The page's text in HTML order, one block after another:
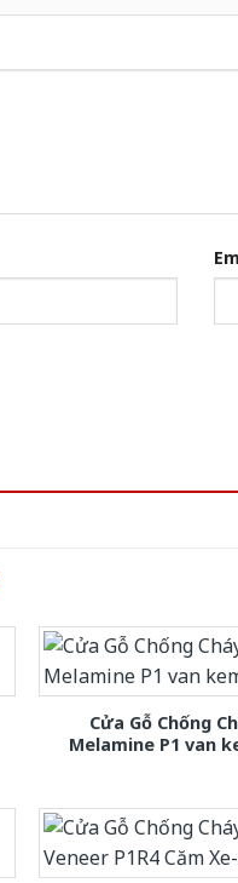
Cửa Gỗ Chống
Melamine P1 van